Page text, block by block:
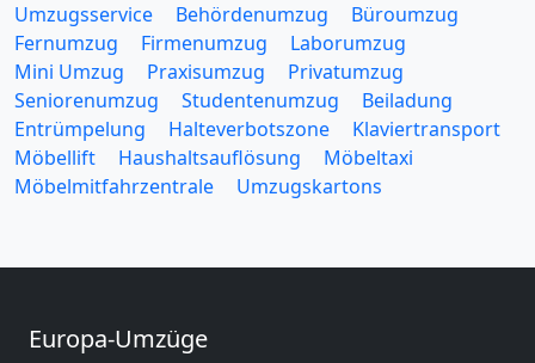
Umzugsservice Behördenumzug
Büroumzug
Fernumzug
Firmenumzug
Laborumzug
Mini Umzug
Praxisumzug
Privatumzug
Seniorenumzug
Studentenumzug
Beiladung
Entrümpelung
Halteverbotszone
Klaviertransport
Möbellift
Haushaltsauflösung
Möbeltaxi
Möbelmitfahrzentrale
Umzugskartons
Europa-Umzüge